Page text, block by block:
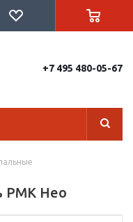
+7 495 480-05-67
РМК Нео